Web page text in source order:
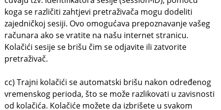
koga se različiti zahtjevi pretraživača mogu dodeliti
zajedničkoj sesiji. Ovo omogućava prepoznavanje vašeg
računara ako se vratite na našu internet stranicu.
Kolačići sesije se brišu čim se odjavite ili zatvorite
pretraživač.
cc) Trajni kolačići se automatski brišu nakon određenog
vremenskog perioda, što se može razlikovati u zavisnosti
od kolačića. Kolačiće možete da izbrišete u svakom